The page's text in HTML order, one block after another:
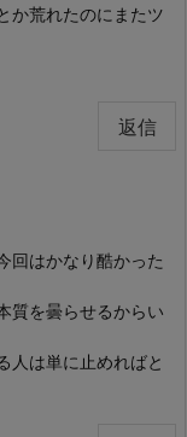
か荒れたのにまたツ
返信
回はかなり酷かった
質を曇らせるからい
人は単に止めればと